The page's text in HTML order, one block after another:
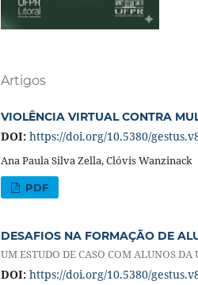
Artigos
VIOLÊNCIA VIRTUAL CONTRA
DOI: https://doi.org/10.5380/
Ana Paula Silva Zella, Clóvis Wanzinack
PDF
DESAFIOS NA FORMAÇÃO DE
UM ESTUDO DE CASO COM ALUNOS
DOI: https://doi.org/10.5380/